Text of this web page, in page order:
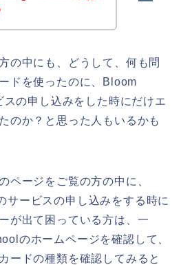
の中にも、どうして、何も問
ドを使ったのに、Bloom
の申し込みをした時にだけエ
のか？と思った人もいるかも
ページをご覧の方の中に、
ービスの申し込みをする時に
が出て困っている方は、一
のホームページを確認して、
ードの種類を確認してみると